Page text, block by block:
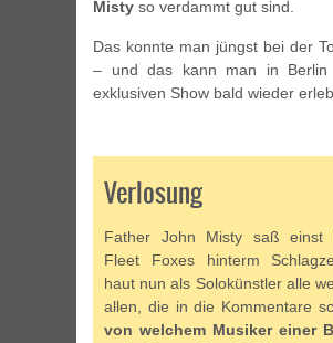
Misty so verdammt gut sind.
Das konnte man jüngst bei der
– und das kann man in Berlin
exklusiven Show bald wieder
Verlosung
Father John Misty saß einst
Fleet Foxes hinterm
haut nun als Solokünstler alle
allen, die in die Kommentare
von welchem Musiker einer